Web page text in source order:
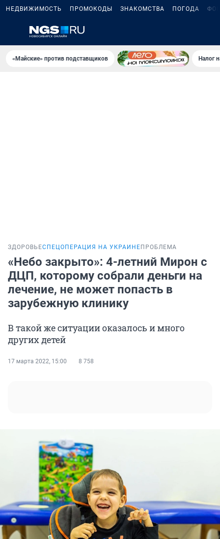
НЕДВИЖИМОСТЬ ПРОМОКОДЫ ЗНАКОМСТВА ПОГОДА
«Майские» против подставщиков Налог
ЗДОРОВЬЕСПЕЦОПЕРАЦИЯ НА УКРАИНЕ ПРОБЛЕМА
«Небо закрыто»: 4-летний Мирон с
ДЦП, которому собрали деньги на
лечение, не может попасть в
зарубежную клинику
В такой же ситуации оказалось и много
других детей
17 марта 2022, 15:00 8 758